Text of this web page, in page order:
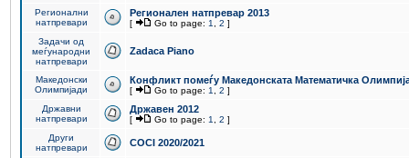
Регионални
натпревари
Регионален натпревар 2013
[ Go to page: 1 2 ]
Задачи од
меѓународни
натпревари
Zadaca Piano
Македонски
Олимпијади
Конфликт помеѓу Македонската Математичка
[ Go to page: 1 2 ]
Државни
натпревари
Државен 2012
[ Go to page: 1 2 ]
Други
натпревари
COCI 2020/2021